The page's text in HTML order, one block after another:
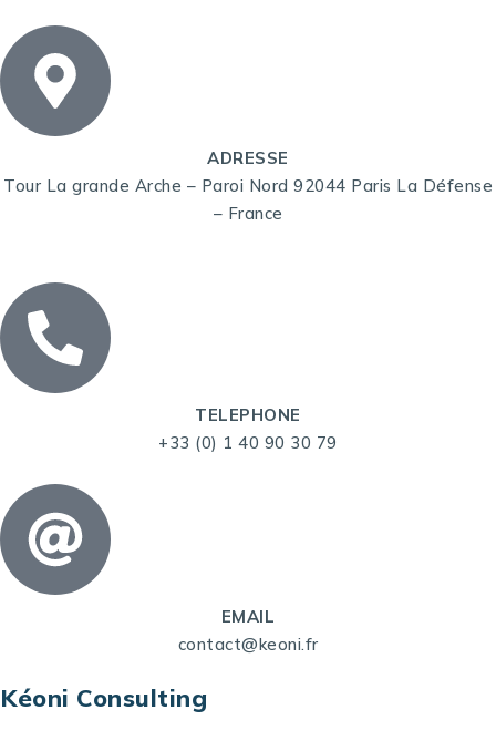
ADRESSE
Tour La grande Arche – Paroi Nord 92044 Paris La Défense
– France
TELEPHONE
+33 (0) 1 40 90 30 79
EMAIL
contact@keoni.fr
Kéoni Consulting